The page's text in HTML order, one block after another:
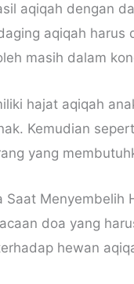
aqiqah dengan
aqiqah
masih dalam
hajat aqiqah
Kemudian
yang
Saat Menyembelih
doa yang
hewan